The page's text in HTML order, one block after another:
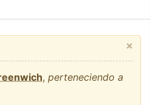
×
,perteneciendo a